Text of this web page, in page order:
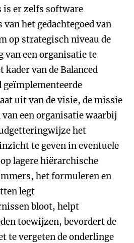
er zelfs software
het gedachtegoed van
op strategisch niveau de
een organisatie te
van de Balanced
geïmplementeerde
uit van de visie, de missie
een organisatie waarbij
het
te geven in eventuele
lagere hiërarchische
het formuleren en
legt
bloot, helpt
toewijzen, bevordert de
te vergeten de onderlinge